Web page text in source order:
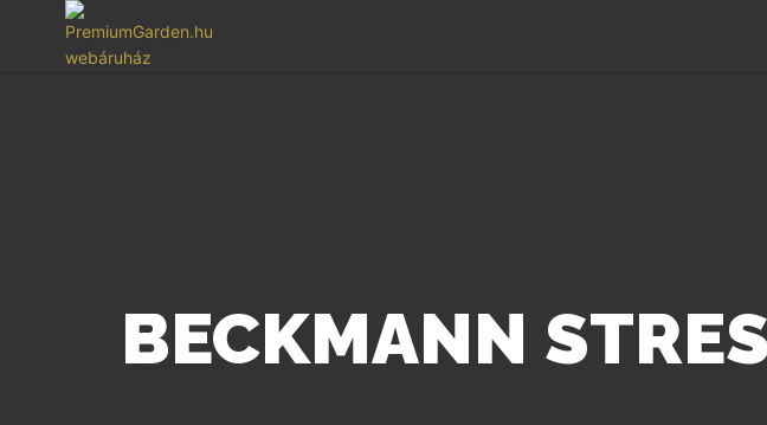
BECKMANN